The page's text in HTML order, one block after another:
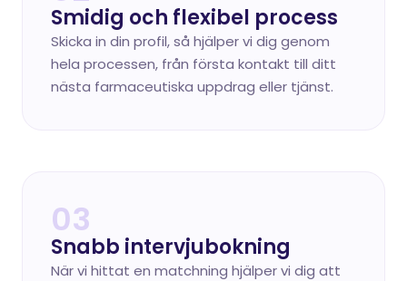
Smidig och flexibel process
Skicka in din profil, så hjälper vi dig genom
hela processen, från första kontakt till ditt
nästa farmaceutiska uppdrag eller tjänst.
03
Snabb intervjubokning
När vi hittat en matchning hjälper vi dig att